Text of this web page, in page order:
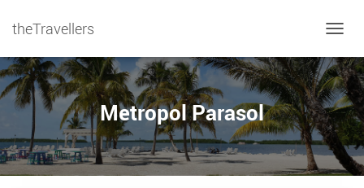
theTravellers
Metropol Parasol